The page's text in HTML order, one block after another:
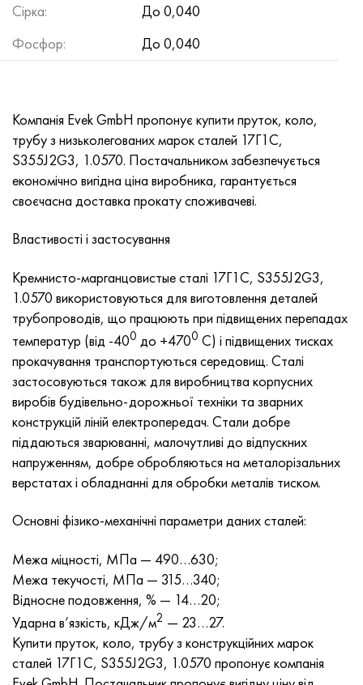
Сірка:
До 0,040
Фосфор:
До 0,040
Компанія Evek GmbH пропонує купити пруток, коло,
трубу з низьколегованих марок сталей 17Г1С,
S355J2G3, 1.0570. Постачальником забезпечується
економічно вигідна ціна виробника, гарантується
своєчасна доставка прокату споживачеві.
Властивості і застосування
Кремнисто-марганцовистые сталі 17Г1С, S355J2G3,
1.0570 використовуються для виготовлення деталей
трубопроводів, що працюють при підвищених перепадах
температур (від -400 до +4700 С) і підвищених тисках
прокачування транспортуються середовищ. Сталі
застосовуються також для виробництва корпусних
виробів будівельно-дорожньої техніки та зварних
конструкцій ліній електропередач. Стали добре
піддаються зварюванні, малочутливі до відпускних
напруженням, добре обробляються на металорізальних
верстатах і обладнанні для обробки металів тиском.
Основні фізико-механічні параметри даних сталей:
Межа міцності, МПа — 490…630;
Межа текучості, МПа — 315…340;
Відносне подовження, % — 14…20;
Ударна в’язкість, кДж/м2 — 23…27.
Купити пруток, коло, трубу з конструкційних марок
сталей 17Г1С, S355J2G3, 1.0570 пропонує компанія
Haynes 25
Haynes 230
Хастеллой b2
Хастеллой b3
Хастеллой c4
Хастеллой c22
Хастеллой C-276
Хастеллой C2000
Хастеллой 3
Хастеллой x
Удимет 500
Удимет 720
Сustom 450® - uns S45000
Труба корозійно-стійка
65Х13
95Х18
40хн2ма, 34CrNiMo4, 36hnm
38ХА, 37Cr4, aisi 5135
38ХН3МФА, 35nicrmov12-5
40Г, 40Mn4, aisi 1035
38ХМ, 42CrMo4, aisi 1.7225
40ХН, 36NiCr6, aisi 3135
40ХФА, 1.7223, aisi 4142
45Х, 45h, 1.7035
45ХН2МФА, k2425, 45hnmf
А40Г, 44smn28, 1.0762, 46s20